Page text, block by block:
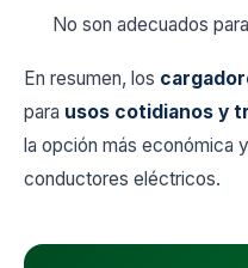
No son adecuados
En resumen, los
para usos cotidianos y
la opción más económica
conductores eléctricos.